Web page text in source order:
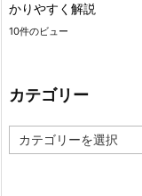
かりやすく解説
10件のビュー
カテゴリー
テ